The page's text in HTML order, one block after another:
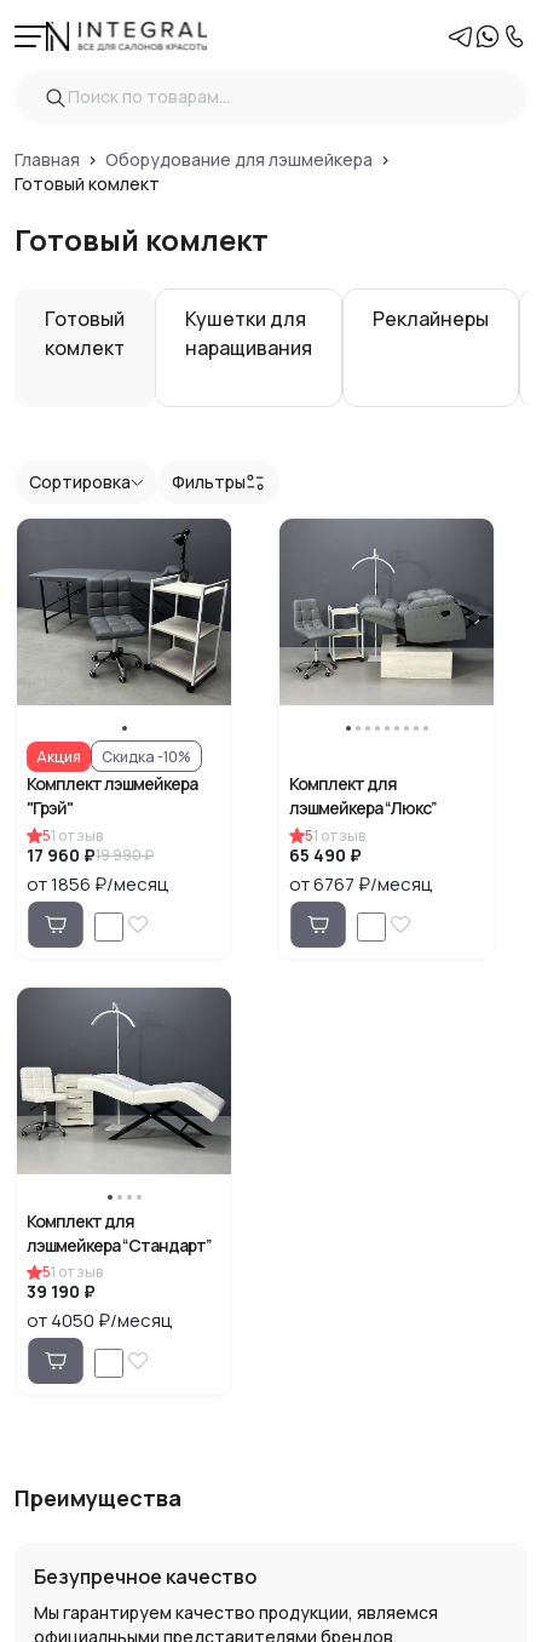
Главная
Оборудование для лэшмейкера
Готовый комлект
Готовый комлект
Готовый
комлект
Кушетки для
наращивания
Реклайнеры
Очистить
Сортировка Фильтры
Акция Скидка -10%
Комплект лэшмейкера
"Грэй"
51 отзыв
17 960 ₽19 990 ₽
от 1856 ₽/месяц
Комплект для
лэшмейкера “Люкс”
51 отзыв
65 490 ₽
от 6767 ₽/месяц
Комплект для
лэшмейкера “Стандарт”
51 отзыв
39 190 ₽
от 4050 ₽/месяц
Преимущества
Безупречное качество
Мы гарантируем качество продукции, являемся
официалньыми представителями брендов.